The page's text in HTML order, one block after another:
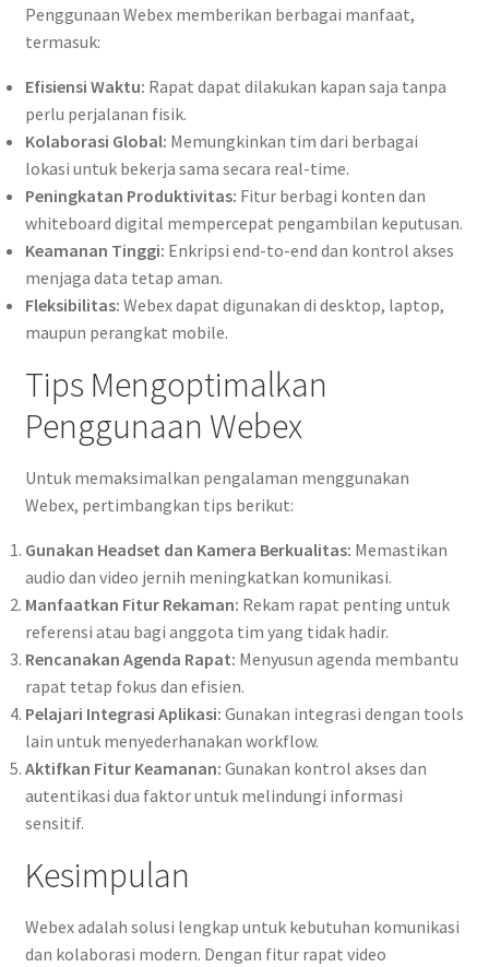
Penggunaan Webex memberikan berbagai manfaat,
termasuk:
Efisiensi Waktu: Rapat dapat dilakukan kapan saja tanpa
perlu perjalanan fisik.
Kolaborasi Global: Memungkinkan tim dari berbagai
lokasi untuk bekerja sama secara real-time.
Peningkatan Produktivitas: Fitur berbagi konten dan
whiteboard digital mempercepat pengambilan keputusan.
Keamanan Tinggi: Enkripsi end-to-end dan kontrol akses
menjaga data tetap aman.
Fleksibilitas: Webex dapat digunakan di desktop, laptop,
maupun perangkat mobile.
Tips Mengoptimalkan
Penggunaan Webex
Untuk memaksimalkan pengalaman menggunakan
Webex, pertimbangkan tips berikut:
Gunakan Headset dan Kamera Berkualitas: Memastikan
audio dan video jernih meningkatkan komunikasi.
Manfaatkan Fitur Rekaman: Rekam rapat penting untuk
referensi atau bagi anggota tim yang tidak hadir.
Rencanakan Agenda Rapat: Menyusun agenda membantu
rapat tetap fokus dan efisien.
Pelajari Integrasi Aplikasi: Gunakan integrasi dengan tools
lain untuk menyederhanakan workflow.
Aktifkan Fitur Keamanan: Gunakan kontrol akses dan
autentikasi dua faktor untuk melindungi informasi
sensitif.
Kesimpulan
Webex adalah solusi lengkap untuk kebutuhan komunikasi
dan kolaborasi modern. Dengan fitur rapat video